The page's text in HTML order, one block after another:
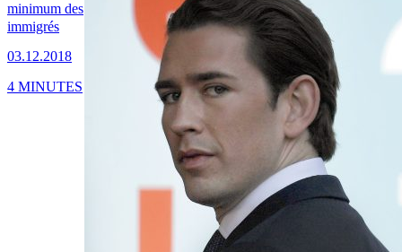
minimum des
immigrés
03.12.2018
4 MINUTES